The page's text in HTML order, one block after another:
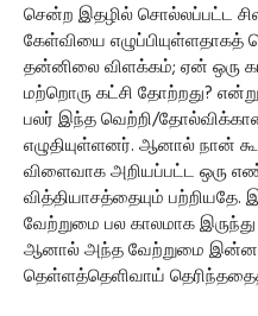
சென்ற இதழில் சொல்லப்பட்ட
கேள்வியை எழுப்பியுள்ளதாகத்
தன்னிலை விளக்கம்; ஏன் ஒரு
மற்றொரு கட்சி தோற்றது?
பலர் இந்த வெற்றி/
எழுதியுள்ளனர். ஆனால் நான்
விளைவாக அறியப்பட்ட ஒரு
வித்தியாசத்தையும்
வேற்றுமை பல காலமாக
ஆனால் அந்த வேற்றுமை
தெள்ளத்தெளிவாய்